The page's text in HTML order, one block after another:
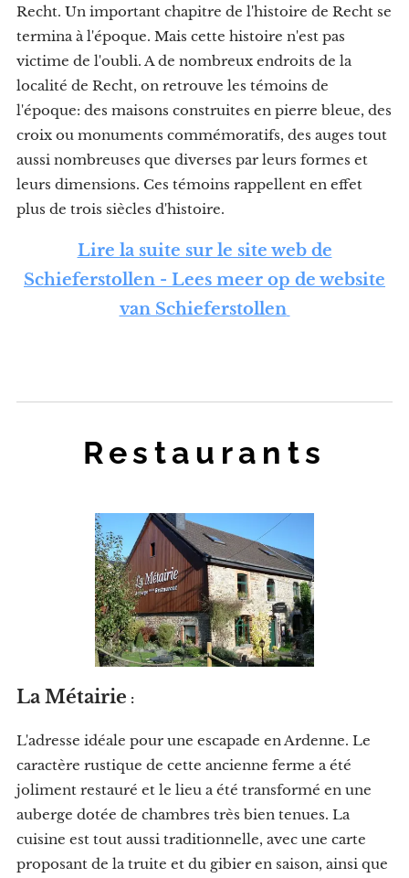
Recht. Un important chapitre de l'histoire de Recht se
termina à l'époque. Mais cette histoire n'est pas
victime de l'oubli. A de nombreux endroits de la
localité de Recht, on retrouve les témoins de
l'époque: des maisons construites en pierre bleue, des
croix ou monuments commémoratifs, des auges tout
aussi nombreuses que diverses par leurs formes et
leurs dimensions. Ces témoins rappellent en effet
plus de trois siècles d'histoire.
Lire la suite sur le site web de
Schieferstollen - Lees meer op de website
van Schieferstollen
Restaurants
La Métairie :
L'adresse idéale pour une escapade en Ardenne. Le
caractère rustique de cette ancienne ferme a été
joliment restauré et le lieu a été transformé en une
auberge dotée de chambres très bien tenues. La
cuisine est tout aussi traditionnelle, avec une carte
proposant de la truite et du gibier en saison, ainsi que